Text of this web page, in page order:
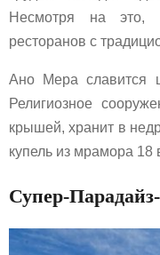
Несмотря на это,
ресторанов с
Ано Мера славится
Религиозное
крышей, хранит в
купель из мрамора 18
Супер-